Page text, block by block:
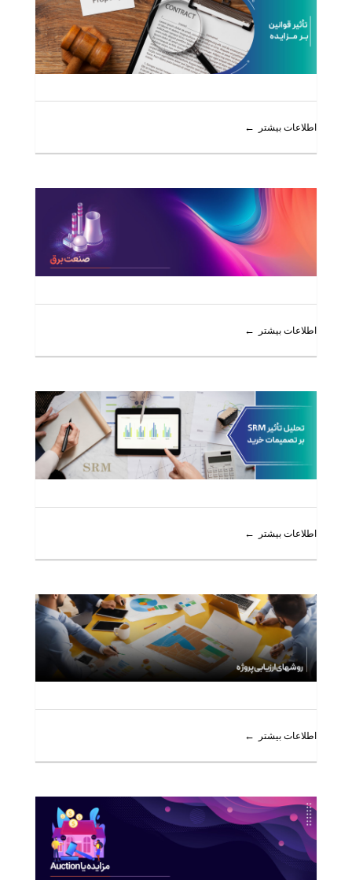
اطلاعات بیشتر
اطلاعات بیشتر
اطلاعات بیشتر
اطلاعات بیشتر